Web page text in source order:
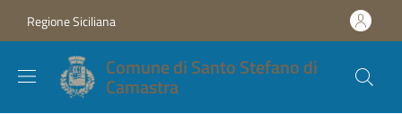
Regione Siciliana
Comune di Santo Stefano di
Camastra